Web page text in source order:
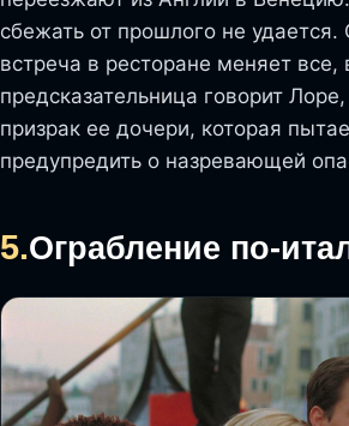
сбежать от прошлого не удается.
встреча в ресторане меняет все,
предсказательница говорит
призрак ее дочери, которая
предупредить о назревающей
5.Ограбление по-